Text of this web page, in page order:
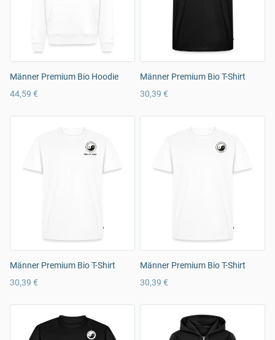
Männer Premium Bio Hoodie
44,59 €
Männer Premium Bio T-Shirt
30,39 €
Männer Premium Bio T-Shirt
30,39 €
Männer Premium Bio T-Shirt
30,39 €